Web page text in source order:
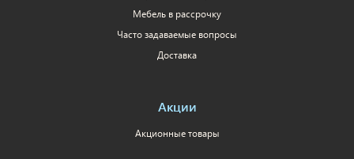
Мебель в рассрочку
Часто задаваемые вопросы
Доставка
Акции
Акционные товары